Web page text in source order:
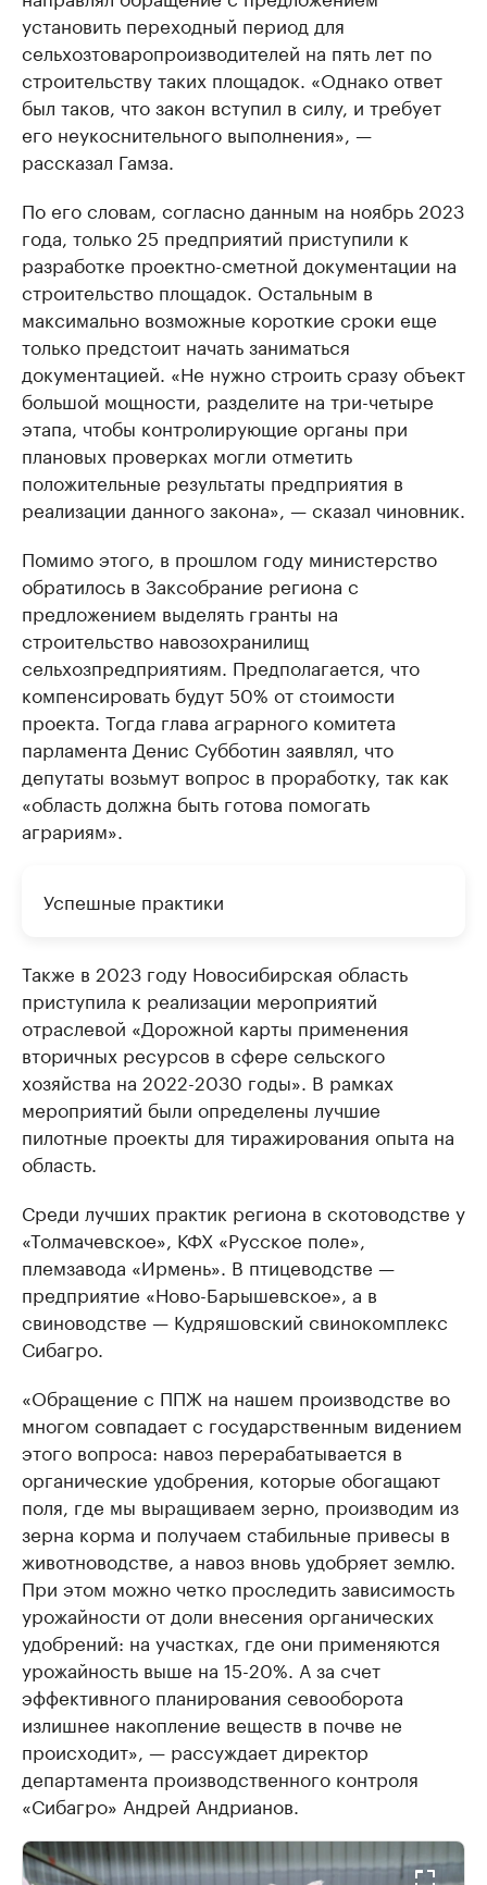
установить переходный период для
сельхозтоваропроизводителей на пять лет по
строительству таких площадок. «Однако ответ
был таков, что закон вступил в силу, и требует
его неукоснительного выполнения», —
рассказал Гамза.
По его словам, согласно данным на ноябрь 2023
года, только 25 предприятий приступили к
разработке проектно-сметной документации на
строительство площадок. Остальным в
максимально возможные короткие сроки еще
только предстоит начать заниматься
документацией. «Не нужно строить сразу объект
большой мощности, разделите на три-четыре
этапа, чтобы контролирующие органы при
плановых проверках могли отметить
положительные результаты предприятия в
реализации данного закона», — сказал чиновник.
Помимо этого, в прошлом году министерство
обратилось в Заксобрание региона с
предложением выделять гранты на
строительство навозохранилищ
сельхозпредприятиям. Предполагается, что
компенсировать будут 50% от стоимости
проекта. Тогда глава аграрного комитета
парламента Денис Субботин заявлял, что
депутаты возьмут вопрос в проработку, так как
«область должна быть готова помогать
аграриям».
Успешные практики
Также в 2023 году Новосибирская область
приступила к реализации мероприятий
отраслевой «Дорожной карты применения
вторичных ресурсов в сфере сельского
хозяйства на 2022-2030 годы». В рамках
мероприятий были определены лучшие
пилотные проекты для тиражирования опыта на
область.
Среди лучших практик региона в скотоводстве у
«Толмачевское», КФХ «Русское поле»,
племзавода «Ирмень». В птицеводстве —
предприятие «Ново-Барышевское», а в
свиноводстве — Кудряшовский свинокомплекс
Сибагро.
«Обращение с ППЖ на нашем производстве во
многом совпадает с государственным видением
этого вопроса: навоз перерабатывается в
органические удобрения, которые обогащают
поля, где мы выращиваем зерно, производим из
зерна корма и получаем стабильные привесы в
животноводстве, а навоз вновь удобряет землю.
При этом можно четко проследить зависимость
урожайности от доли внесения органических
удобрений: на участках, где они применяются
урожайность выше на 15-20%. А за счет
эффективного планирования севооборота
излишнее накопление веществ в почве не
происходит», — рассуждает директор
департамента производственного контроля
«Сибагро» Андрей Андрианов.